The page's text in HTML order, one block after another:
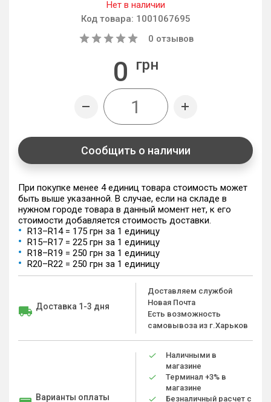
Нет в наличии
Код товара: 1001067695
0 отзывов
0 грн
Сообщить о наличии
При покупке менее 4 единиц товара стоимость может
быть выше указанной. В случае, если на складе в
нужном городе товара в данный момент нет, к его
стоимости добавляется стоимость доставки.
R13–R14 = 175 грн за 1 единицу
R15–R17 = 225 грн за 1 единицу
R18–R19 = 250 грн за 1 единицу
R20–R22 = 250 грн за 1 единицу
Доставка 1-3 дня
Доставляем службой
Новая Почта
Есть возможность
самовывоза из г.Харьков
Варианты оплаты
Наличными в
магазине
Терминал +3% в
магазине
Безналичный расчет с